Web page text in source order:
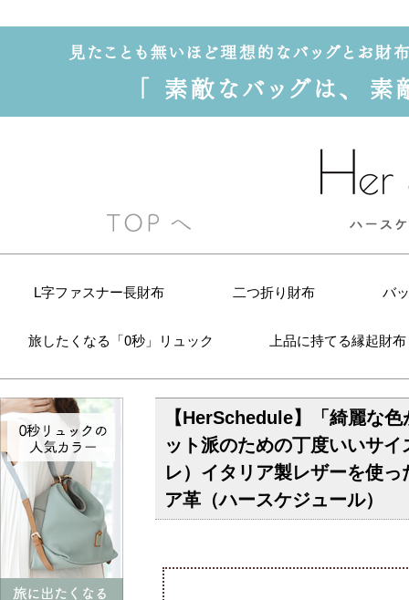
L字ファスナー長財布 二つ折り財布 バ
旅したくなる「0秒」リュック 上品に持てる縁起財布
【HerSchedule】「綺麗な
ット派のための丁度いいサ
レ）イタリア製レザーを使
ア革（ハースケジュール）